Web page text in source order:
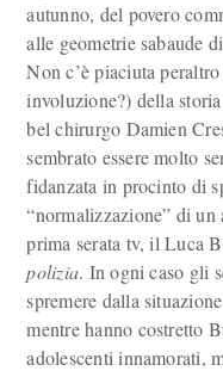
autunno, del povero
alle geometrie sabaude
Non c’è piaciuta
involuzione?) della
bel chirurgo Damien
sembrato essere molto
fidanzata in procinto di
“normalizzazione” di un
prima serata tv, il Luca
polizia. In ogni caso gli
spremere dalla
mentre hanno costretto
adolescenti innamorati,